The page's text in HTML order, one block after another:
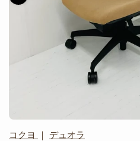
コクヨ ｜ デュオラ